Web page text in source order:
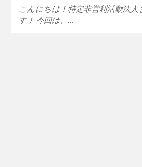
こんにちは！特定非営利活動法
す！ 今回は、…